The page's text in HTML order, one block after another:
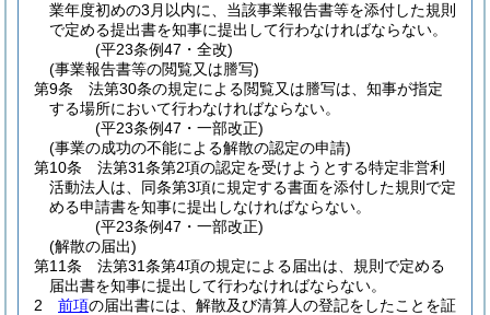
業年度初めの3月以内に、当該事業報告書等を添付した規則
で定める提出書を知事に提出して行わなければならない。
(平23条例47・全改)
(事業報告書等の閲覧又は謄写)
第9条
法第30条の規定による閲覧又は謄写は、知事が指定
する場所において行わなければならない。
(平23条例47・一部改正)
(事業の成功の不能による解散の認定の申請)
第10条
法第31条第2項の認定を受けようとする特定非営利
活動法人は、同条第3項に規定する書面を添付した規則で定
める申請書を知事に提出しなければならない。
(平23条例47・一部改正)
(解散の届出)
第11条
法第31条第4項の規定による届出は、規則で定める
届出書を知事に提出して行わなければならない。
2
前項の届出書には、解散及び清算人の登記をしたことを証